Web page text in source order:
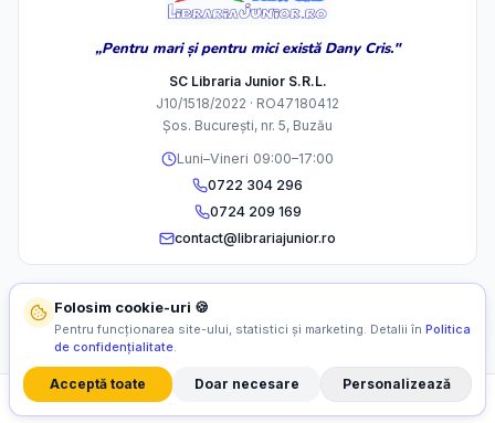
„Pentru mari și pentru mici există Dany Cris."
SC Libraria Junior S.R.L.
J10/1518/2022 · RO47180412
Șos. București, nr. 5, Buzău
Luni–Vineri 09:00–17:00
0722 304 296
0724 209 169
contact@librariajunior.ro
©2026SC Libraria Junior S.R.L. Toate drepturile rezervate.
Folosim cookie-uri 🍪
Pentru funcționarea site-ului, statistici și marketing. Detalii în Politica
de confidențialitate.
Acceptă toate Doar necesare Personalizează